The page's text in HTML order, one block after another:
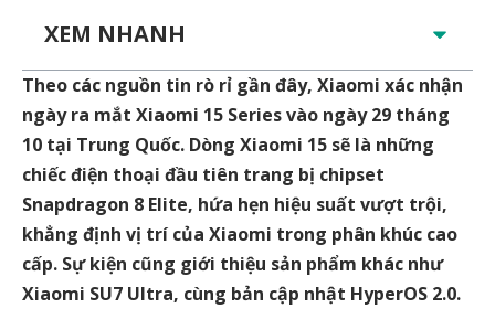
XEM NHANH
Theo các nguồn tin rò rỉ gần đây, Xiaomi xác nhận
ngày ra mắt Xiaomi 15 Series vào ngày 29 tháng
10 tại Trung Quốc. Dòng Xiaomi 15 sẽ là những
chiếc điện thoại đầu tiên trang bị chipset
Snapdragon 8 Elite, hứa hẹn hiệu suất vượt trội,
khẳng định vị trí của Xiaomi trong phân khúc cao
cấp. Sự kiện cũng giới thiệu sản phẩm khác như
Xiaomi SU7 Ultra, cùng bản cập nhật HyperOS 2.0.